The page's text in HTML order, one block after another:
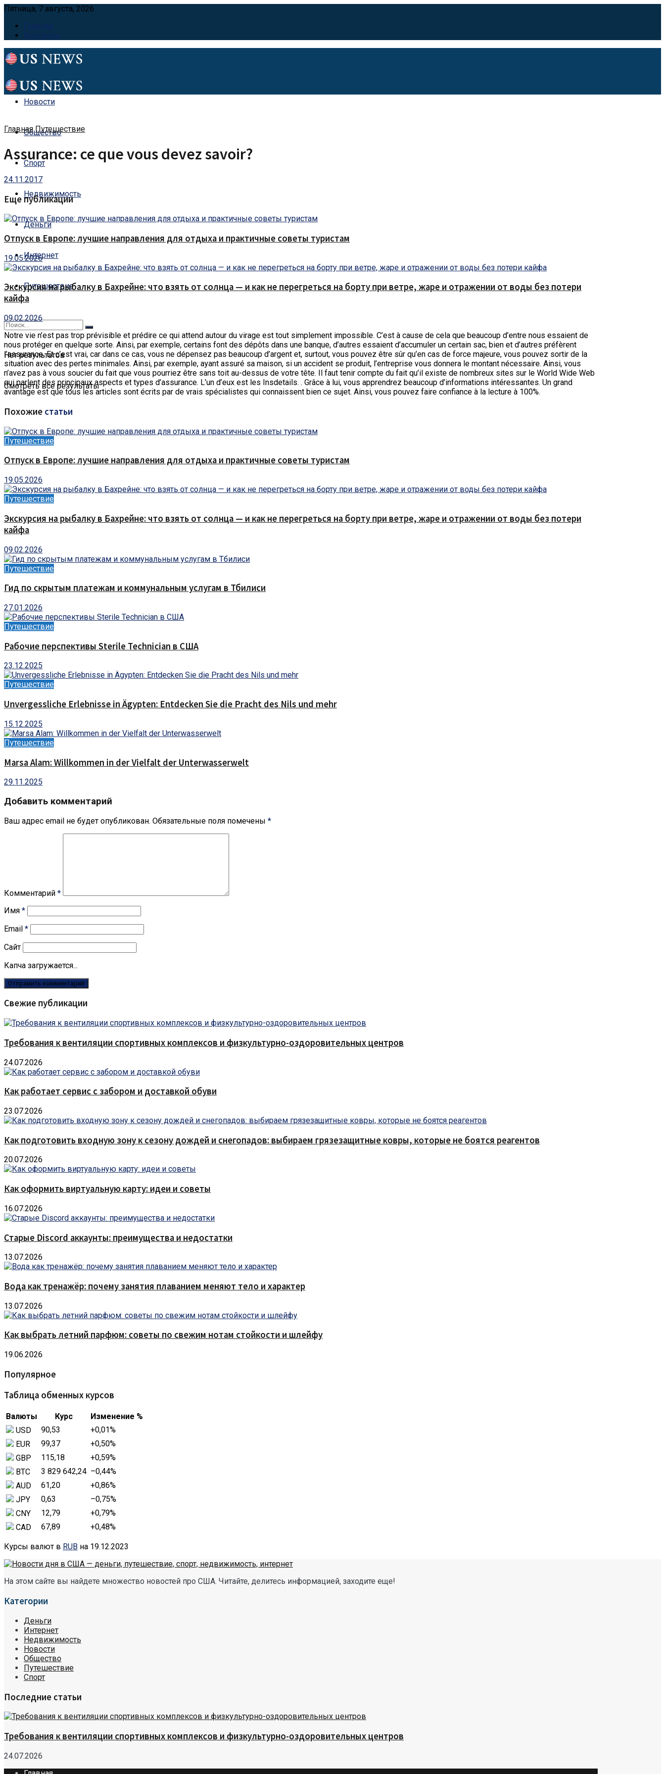
Пятница, 7 августа, 2026
Главная
Контакты
Новости
Общество
Спорт
Недвижимость
Деньги
Интернет
Путешествие
Нет результатов
Смотреть все результаты
Главная Путешествие
Assurance: ce que vous devez savoir?
24.11.2017
Еще публикации
Отпуск в Европе: лучшие направления для отдыха и практичные советы туристам
19.05.2026
Экскурсия на рыбалку в Бахрейне: что взять от солнца — и как не перегреться на борту при ветре, жаре и отражении от воды без потери
кайфа
09.02.2026
Notre vie n’est pas trop prévisible et prédire ce qui attend autour du virage est tout simplement impossible. C’est à cause de cela que beaucoup d’entre nous essaient de
nous protéger en quelque sorte. Ainsi, par exemple, certains font des dépôts dans une banque, d’autres essaient d’accumuler un certain sac, bien et d’autres préfèrent
l’assurance. Et c’est vrai, car dans ce cas, vous ne dépensez pas beaucoup d’argent et, surtout, vous pouvez être sûr qu’en cas de force majeure, vous pouvez sortir de la
situation avec des pertes minimales. Ainsi, par exemple, ayant assuré sa maison, si un accident se produit, l’entreprise vous donnera le montant nécessaire. Ainsi, vous
n’avez pas à vous soucier du fait que vous pourriez être sans toit au-dessus de votre tête. Il faut tenir compte du fait qu’il existe de nombreux sites sur le World Wide Web
qui parlent des principaux aspects et types d’assurance. L’un d’eux est les Insdetails. . Grâce à lui, vous apprendrez beaucoup d’informations intéressantes. Un grand
avantage est que tous les articles sont écrits par de vrais spécialistes qui connaissent bien ce sujet. Ainsi, vous pouvez faire confiance à la lecture à 100%.
Похожие статьи
Путешествие
Отпуск в Европе: лучшие направления для отдыха и практичные советы туристам
19.05.2026
Путешествие
Экскурсия на рыбалку в Бахрейне: что взять от солнца — и как не перегреться на борту при ветре, жаре и отражении от воды без потери
кайфа
09.02.2026
Путешествие
Гид по скрытым платежам и коммунальным услугам в Тбилиси
27.01.2026
Путешествие
Рабочие перспективы Sterile Technician в США
23.12.2025
Путешествие
Unvergessliche Erlebnisse in Ägypten: Entdecken Sie die Pracht des Nils und mehr
15.12.2025
Путешествие
Marsa Alam: Willkommen in der Vielfalt der Unterwasserwelt
29.11.2025
Добавить комментарий
Ваш адрес email не будет опубликован. Обязательные поля помечены *
Комментарий *
Имя *
Email *
Сайт
Капча загружается...
Свежие публикации
Требования к вентиляции спортивных комплексов и физкультурно-оздоровительных центров
24.07.2026
Как работает сервис с забором и доставкой обуви
23.07.2026
Как подготовить входную зону к сезону дождей и снегопадов: выбираем грязезащитные ковры, которые не боятся реагентов
20.07.2026
Как оформить виртуальную карту: идеи и советы
16.07.2026
Старые Discord аккаунты: преимущества и недостатки
13.07.2026
Вода как тренажёр: почему занятия плаванием меняют тело и характер
13.07.2026
Как выбрать летний парфюм: советы по свежим нотам стойкости и шлейфу
19.06.2026
Популярное
Таблица обменных курсов
Валюты Курс
Изменение %
USD
90,53 +0,01%
EUR
99,37 +0,50%
GBP
115,18 +0,59%
BTC
3 829 642,24 –0,44%
AUD
61,20 +0,86%
JPY
0,63 –0,75%
CNY
12,79 +0,79%
CAD
67,89 +0,48%
Курсы валют в RUB на 19.12.2023
На этом сайте вы найдете множество новостей про США. Читайте, делитесь информацией, заходите еще!
Категории
Деньги
Интернет
Недвижимость
Новости
Общество
Путешествие
Спорт
Последние статьи
Требования к вентиляции спортивных комплексов и физкультурно-оздоровительных центров
24.07.2026